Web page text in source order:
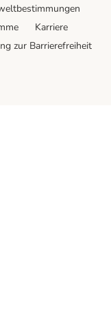
Karriere
zur Barrierefreiheit